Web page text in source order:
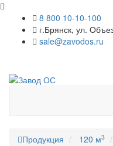
8 800 10-10-100
г.Брянск, ул.
sale@zavodos.ru
Продукция 120 м3